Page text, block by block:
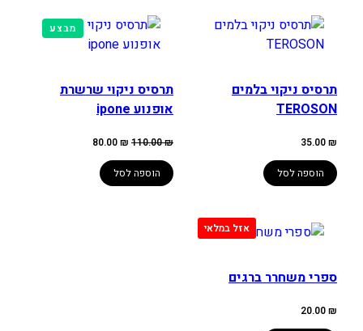
תרסיס ניקוי בלמים
TEROSON
35.00₪
הוספה לסל
מבצעמוצרים
במבצע
תרסיס ניקוי שרשרת
אופנוע ipone
110.00₪ המחיר
היה:
110.00 ₪.
80.00₪
הוספה לסל
ספרי משחרר ברגים
20.00₪